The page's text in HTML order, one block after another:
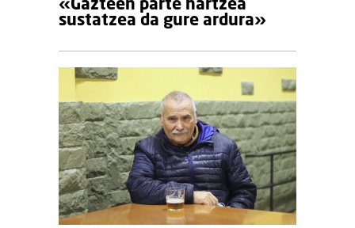
«Gazteen parte hartzea
sustatzea da gure ardura»